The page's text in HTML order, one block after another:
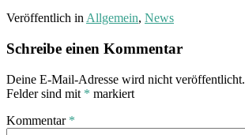
Veröffentlich in Allgemein, News
Schreibe einen Kommentar
Deine E-Mail-Adresse wird nicht veröffentlicht.
Felder sind mit * markiert
Kommentar *